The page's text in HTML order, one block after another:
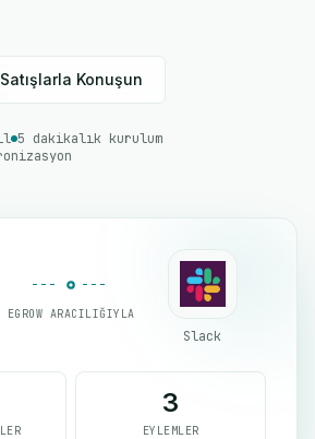
Satışlarla Konuşun
5 dakikalık kurulum
EGROW ARACILIĞIYLA
Slack
3
EYLEMLER